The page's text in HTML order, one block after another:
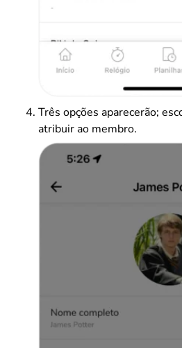
Três opções aparecerão;
atribuir ao membro.